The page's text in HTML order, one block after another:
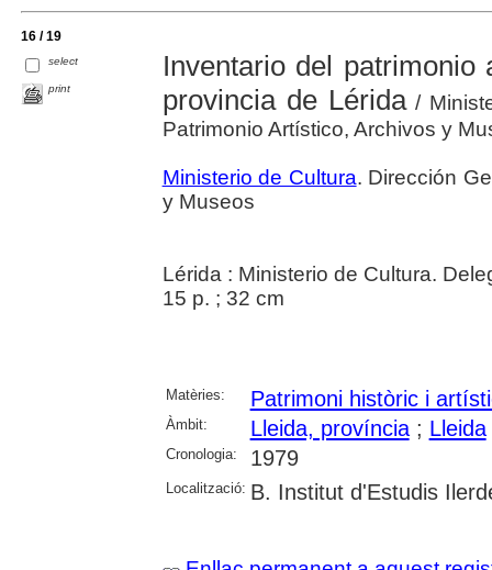
16 / 19
select
print
Inventario del
provincia de Lérida/
Patrimonio Artístico, Archivos y
Ministerio de Cultura. Dirección
y Museos
Lérida : Ministerio de Cultura.
15 p. ; 32 cm
Matèries: Patrimoni històric i
Àmbit: Lleida, província; Lleida
Cronologia: 1979
Localització: B. Institut d'Estudis